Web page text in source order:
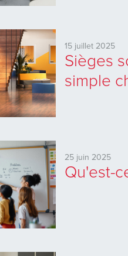
15 juillet 2025
Sièges
simple
25 juin 2025
Qu'est-